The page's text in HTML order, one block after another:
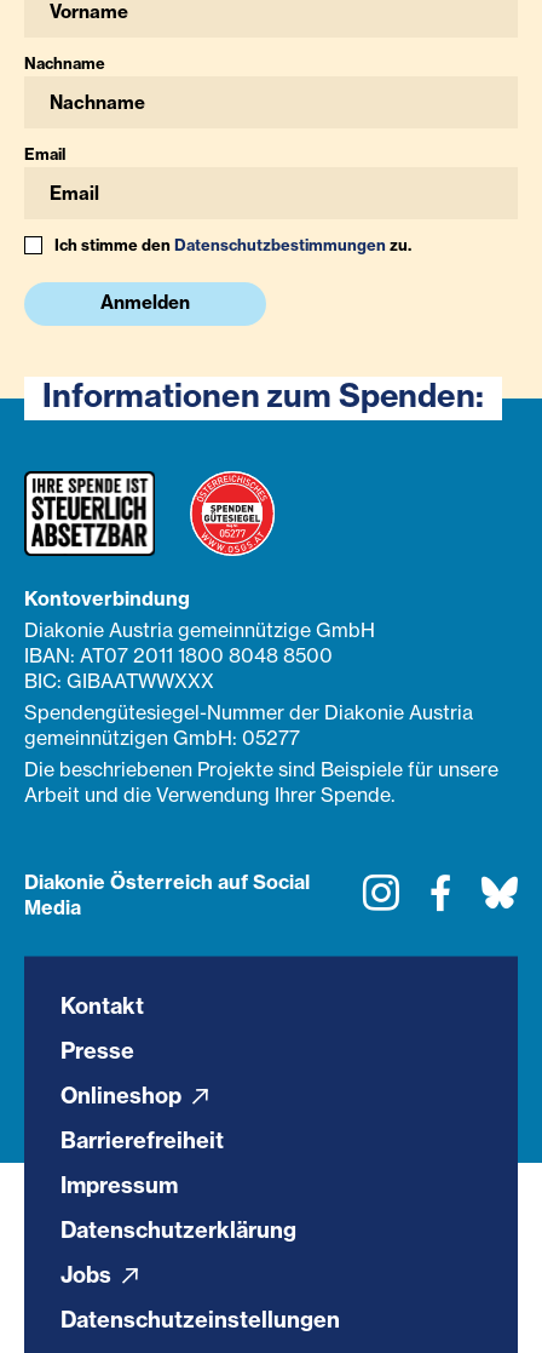
Nachname
Email
Ich stimme denDatenschutzbestimmungenzu.
Anmelden
Informationen zum Spenden:
Kontoverbindung
Diakonie Austria gemeinnützige GmbH
IBAN: AT07 2011 1800 8048 8500
BIC: GIBAATWWXXX
Spendengütesiegel-Nummer der Diakonie Austria
gemeinnützigen GmbH: 05277
Die beschriebenen Projekte sind Beispiele für unsere
Arbeit und die Verwendung Ihrer Spende.
Diakonie Österreich auf Social
Media
Instagram
Kontakt
Presse
Onlineshop
Barrierefreiheit
Impressum
Datenschutzerklärung
Jobs
Datenschutzeinstellungen